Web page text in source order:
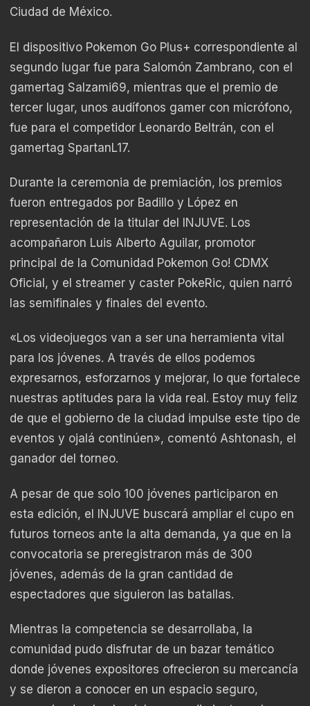
Ciudad de México.
El dispositivo Pokemon Go Plus+ correspondiente al
segundo lugar fue para Salomón Zambrano, con el
gamertag Salzami69, mientras que el premio de
tercer lugar, unos audífonos gamer con micrófono,
fue para el competidor Leonardo Beltrán, con el
gamertag SpartanL17.
Durante la ceremonia de premiación, los premios
fueron entregados por Badillo y López en
representación de la titular del INJUVE. Los
acompañaron Luis Alberto Aguilar, promotor
principal de la Comunidad Pokemon Go! CDMX
Oficial, y el streamer y caster PokeRic, quien narró
las semifinales y finales del evento.
«Los videojuegos van a ser una herramienta vital
para los jóvenes. A través de ellos podemos
expresarnos, esforzarnos y mejorar, lo que fortalece
nuestras aptitudes para la vida real. Estoy muy feliz
de que el gobierno de la ciudad impulse este tipo de
eventos y ojalá continúen», comentó Ashtonash, el
ganador del torneo.
A pesar de que solo 100 jóvenes participaron en
esta edición, el INJUVE buscará ampliar el cupo en
futuros torneos ante la alta demanda, ya que en la
convocatoria se preregistraron más de 300
jóvenes, además de la gran cantidad de
espectadores que siguieron las batallas.
Mientras la competencia se desarrollaba, la
comunidad pudo disfrutar de un bazar temático
donde jóvenes expositores ofrecieron su mercancía
y se dieron a conocer en un espacio seguro,